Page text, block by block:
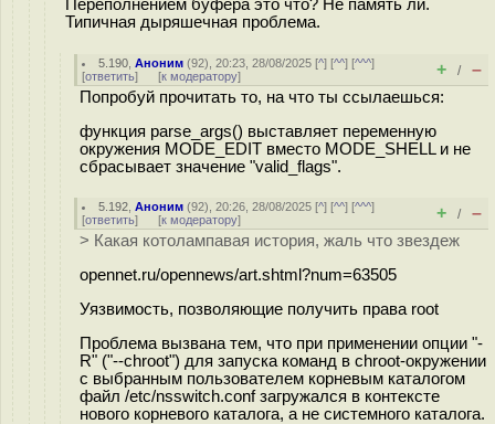
Переполнением буфера это что? Не память ли.
Типичная дыряшечная проблема.
5.190 ,Аноним (92), 20:23, 28/08/2025 [^] [^^] [^^^]
[ответить] [к модератору] + / –
Попробуй прочитать то, на что ты ссылаешься:
функция parse_args() выставляет переменную
окружения MODE_EDIT вместо MODE_SHELL и не
сбрасывает значение "valid_flags".
5.192 ,Аноним (92), 20:26, 28/08/2025 [^] [^^] [^^^]
[ответить] [к модератору] + / –
> Какая котолампавая история, жаль что звездеж
opennet.ru/opennews/art.shtml?num=63505
Уязвимость, позволяющие получить права root
Проблема вызвана тем, что при применении опции "-
R" ("--chroot") для запуска команд в chroot-окружении
с выбранным пользователем корневым каталогом
файл /etc/nsswitch.conf загружался в контексте
нового корневого каталога, а не системного каталога.